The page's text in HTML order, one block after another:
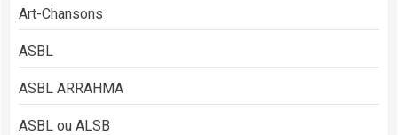
Art-Chansons
ASBL
ASBL ARRAHMA
ASBL ou ALSB